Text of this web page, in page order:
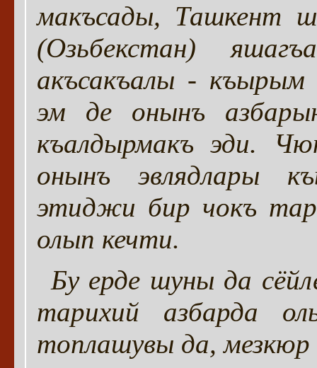
макъсады, Ташкент
(Озьбекстан)
акъсакъалы -
эм де онынъ
къалдырмакъ эди.
онынъ эвлядлары
этиджи бир чокъ
олып кечти.
Бу ерде шуны да
тарихий азбарда
топлашувы да,